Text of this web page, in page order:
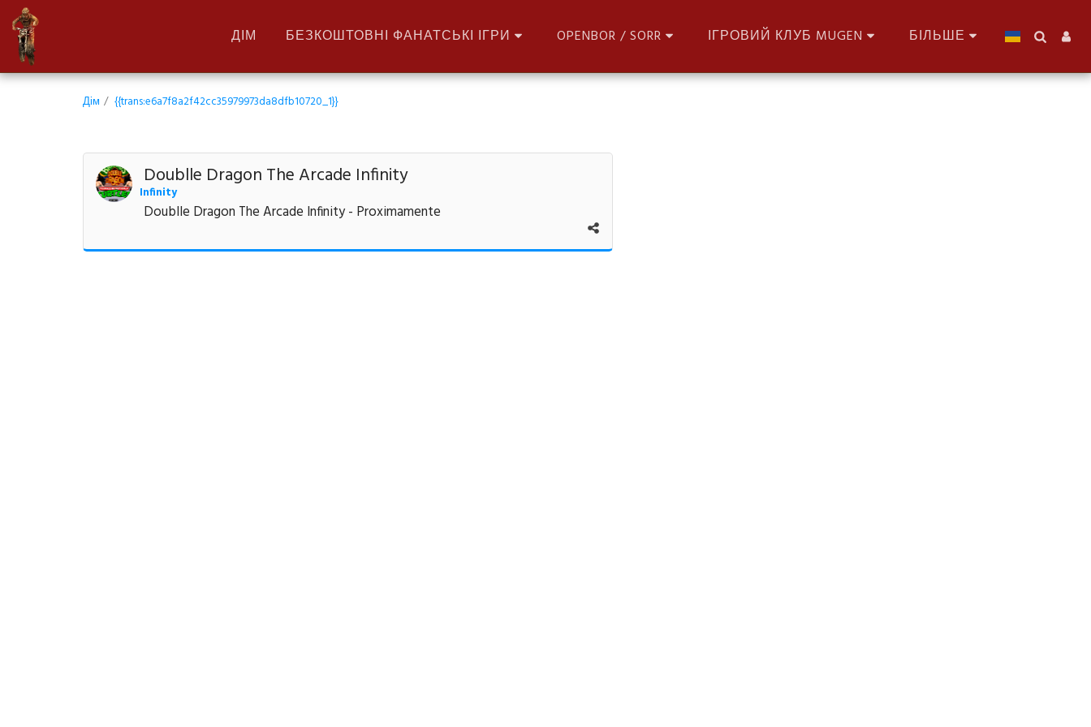
ДІМ БЕЗКОШТОВНІ ФАНАТСЬКІ ІГРИ OPENBOR / SORR ІГРОВИЙ КЛУБ MUGEN БІЛЬШЕ
Дім {{trans:e6a7f8a2f42cc35979973da8dfb10720_1}}
Doublle Dragon The Arcade Infinity
Infinity
Doublle Dragon The Arcade Infinity - Proximamente